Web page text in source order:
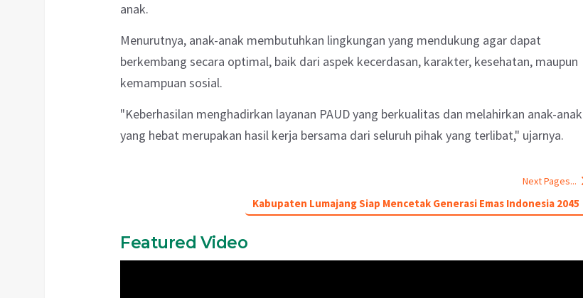
anak.
Menurutnya, anak-anak membutuhkan lingkungan yang mendukung agar dapat
berkembang secara optimal, baik dari aspek kecerdasan, karakter, kesehatan, maupun
kemampuan sosial.
"Keberhasilan menghadirkan layanan PAUD yang berkualitas dan melahirkan anak-anak
yang hebat merupakan hasil kerja bersama dari seluruh pihak yang terlibat," ujarnya.
Next Pages...
Kabupaten Lumajang Siap Mencetak Generasi Emas Indonesia 2045
Featured Video